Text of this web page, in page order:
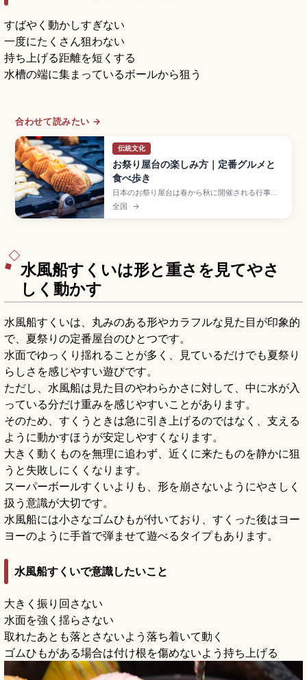
すばやく動かしすぎない
一度にたくさん狙わない
持ち上げる距離を短くする
水槽の端に集まっているボールから狙う
合わせて読みたい →
伝統文化
お祭り屋台の楽しみ方｜定番グルメと
食べ歩き
日本のお祭り屋台は春から秋に開催される行事で
並ぶ、食べ物や遊びの出店。りんご飴300〜500
円、焼きそば400〜600円、ベビーカステラ
全国 →
水風船すくいは形と重さを見てやさ
しく動かす
水風船すくいは、丸みのある形やカラフルな見た目が印象的
で、夏祭りの定番屋台のひとつです。
水面でゆっくり揺れることが多く、見ているだけでも夏祭り
らしさを感じやすい遊びです。
ただし、水風船は見た目のやわらかさに対して、中に水が入
っている分だけ重みを感じやすいことがあります。
そのため、すくうときは急に引き上げるのではなく、支える
ように動かすほうが安定しやすくなります。
大きく動くものを無理に追わず、近くに来たものを静かに狙
うと失敗しにくくなります。
スーパーボールすくいよりも、形を崩さないようにやさしく
扱う意識が大切です。
水風船には小さなゴムひもが付いており、すくった後はヨー
ヨーのように手首で弾ませて遊べるタイプもあります。
水風船すくいで意識したいこと
大きく振り回さない
水面を強く揺らさない
取れたあとも落とさないよう落ち着いて動く
ゴムひもがある場合は付け根を傷めないよう持ち上げる